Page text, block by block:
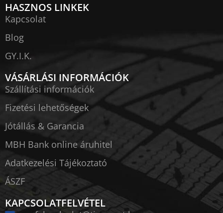
HASZNOS LINKEK
Kapcsolat
Blog
GY.I.K.
VÁSÁRLÁSI INFORMÁCIÓK
Szállítási információk
Fizetési lehetőségek
Jótállás & Garancia
MBH Bank online áruhitel
Adatkezelési Tájékoztató
ÁSZF
KAPCSOLATFELVÉTEL